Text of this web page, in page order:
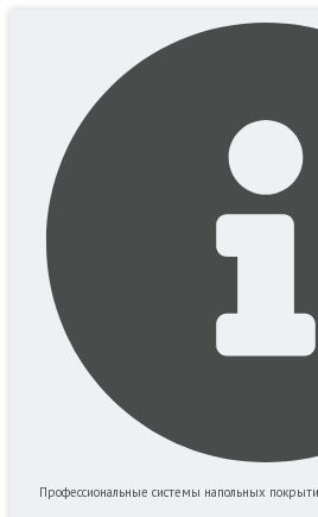
содержимому
Профессиональные системы напольных